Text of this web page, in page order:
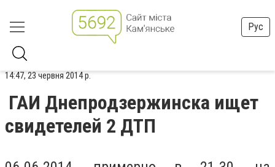
Рус
14:47, 23 червня 2014 р.
ГАИ Днепродзержинска ищет
свидетелей 2 ДТП